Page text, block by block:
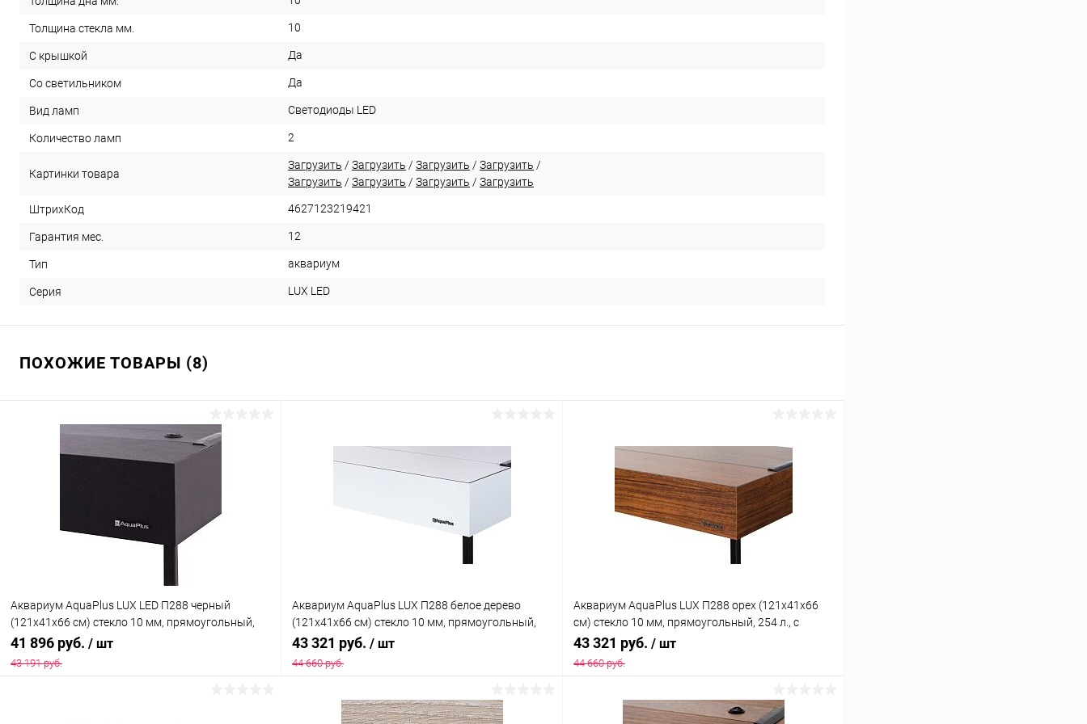
Толщина стекла мм. 10
С крышкой Да
Со светильником Да
Вид ламп Светодиоды LED
Количество ламп 2
Картинки товара
Загрузить / Загрузить / Загрузить / Загрузить /
Загрузить / Загрузить / Загрузить / Загрузить
ШтрихКод 4627123219421
Гарантия мес. 12
Тип аквариум
Серия LUX LED
ПОХОЖИЕ ТОВАРЫ (8)
Аквариум AquaPlus LUX LED П288 черный
(121х41х66 см) стекло 10 мм, прямоугольный,
254 л., аквариумный коврик
41 896 руб. / шт
43 191 руб.
Аквариум AquaPlus LUX П288 белое дерево
(121х41х66 см) стекло 10 мм, прямоугольный,
254 л., с лампами Т8 2х38 Вт, аквар. коврик
43 321 руб. / шт
44 660 руб.
В корзину
Аквариум AquaPlus LUX П288 орех (121х41х66
см) стекло 10 мм, прямоугольный, 254 л., с
лампами Т8 2х38 Вт, аквар. коврик
43 321 руб. / шт
44 660 руб.
В корзину